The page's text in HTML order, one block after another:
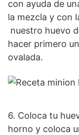
con ayuda de
la mezcla y con
nuestro huevo
hacer primero
ovalada.
6. Coloca tu
horno y coloca